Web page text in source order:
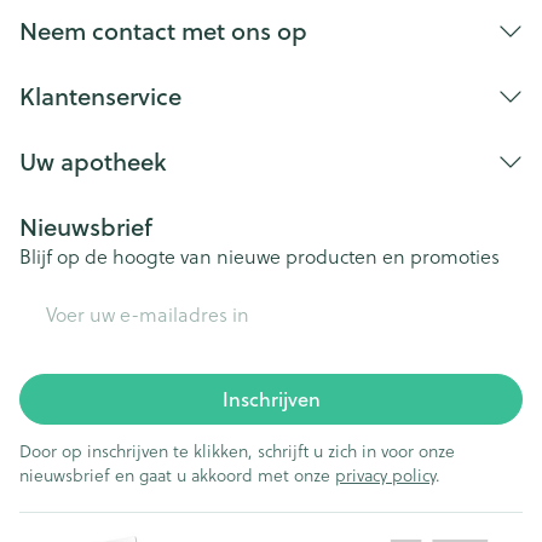
Bij onvakkundig gebruik en eigenmachtig
aangebrachte veranderingen vervalt elke
aansprakelijkheid.
Neem contact met ons op
Klantenservice
Uw apotheek
Nieuwsbrief
Blijf op de hoogte van nieuwe producten en promoties
Inschrijven
Door op inschrijven te klikken, schrijft u zich in voor onze
nieuwsbrief en gaat u akkoord met onze privacy policy.